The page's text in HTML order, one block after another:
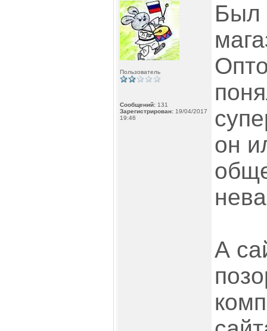
Пользователь
Сообщений: 131
Зарегистрирован: 19/04/2017
19:46
Был
он
А